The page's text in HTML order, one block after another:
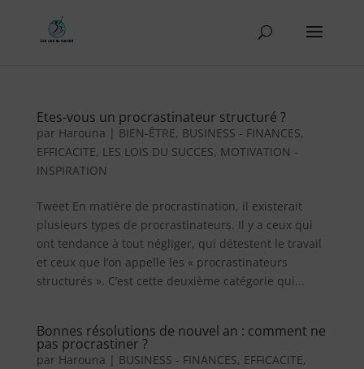
Etes-vous un procrastinateur structuré ?
par Harouna | BIEN-ÊTRE, BUSINESS - FINANCES,
EFFICACITE, LES LOIS DU SUCCES, MOTIVATION -
INSPIRATION
Tweet En matière de procrastination, il existerait
plusieurs types de procrastinateurs. Il y a ceux qui
ont tendance à tout négliger, qui détestent le travail
et ceux que l’on appelle les « procrastinateurs
structurés ». C’est cette deuxième catégorie qui...
Bonnes résolutions de nouvel an : comment ne
pas procrastiner ?
par Harouna | BUSINESS - FINANCES, EFFICACITE,